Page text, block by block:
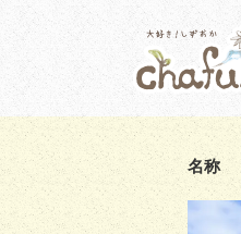
名称